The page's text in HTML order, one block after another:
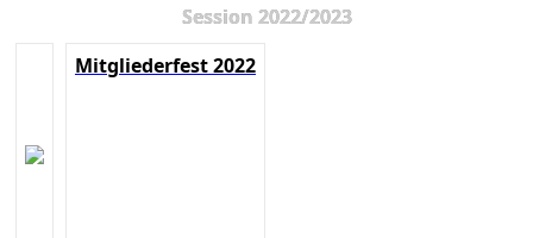
Session 2022/2023
Mitgliederfest 2022